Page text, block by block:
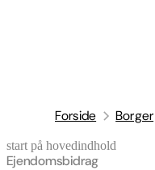
Forside Borger
start på hovedindhold
Ejendomsbidrag
senest opdateret 15. april 2026